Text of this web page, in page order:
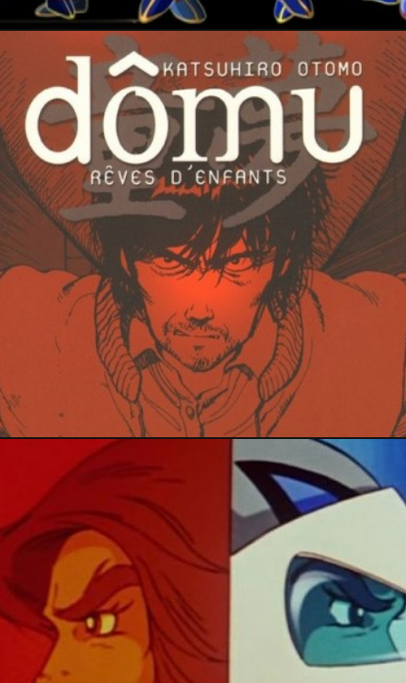
27 janvier 2024
20 janvier 2024